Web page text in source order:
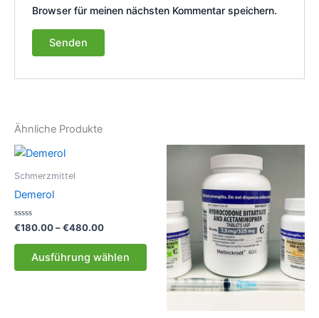
Browser für meinen nächsten Kommentar speichern.
Ähnliche Produkte
Schmerzmittel
Demerol
Bewertet
0
€180.00–€480.00Preisspanne:
bis
€480.00
Ausführung wählen
Dieses
Produkt
weist